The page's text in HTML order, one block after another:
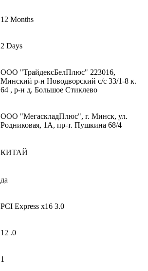
12 Months
2 Days
ООО "ТрайдексБелПлюс" 223016,
Минский р-н Новодворский с/с 33/1-8 к.
64 , р-н д. Большое Стиклево
ООО "МегаскладПлюс", г. Минск, ул.
Родниковая, 1А, пр-т. Пушкина 68/4
КИТАЙ
да
PCI Express x16 3.0
12 .0
1